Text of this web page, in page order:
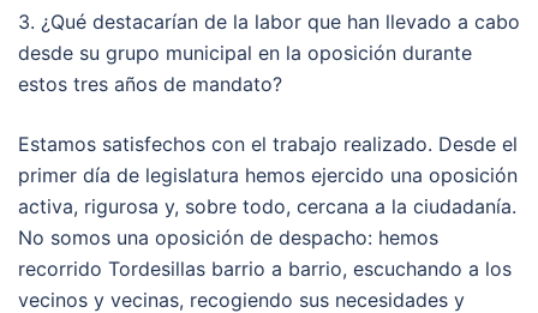
3. ¿Qué destacarían de la labor que han llevado a cabo
desde su grupo municipal en la oposición durante
estos tres años de mandato?
Estamos satisfechos con el trabajo realizado. Desde el
primer día de legislatura hemos ejercido una oposición
activa, rigurosa y, sobre todo, cercana a la ciudadanía.
No somos una oposición de despacho: hemos
recorrido Tordesillas barrio a barrio, escuchando a los
vecinos y vecinas, recogiendo sus necesidades y